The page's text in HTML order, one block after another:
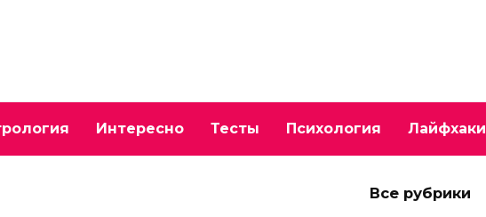
Интересно Тесты Психология Лайфхаки
Все рубрики